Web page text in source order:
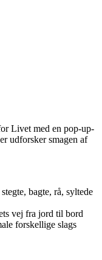
Livet med en pop-up-
udforsker smagen af
bagte, rå, syltede
vej fra jord til bord
forskellige slags